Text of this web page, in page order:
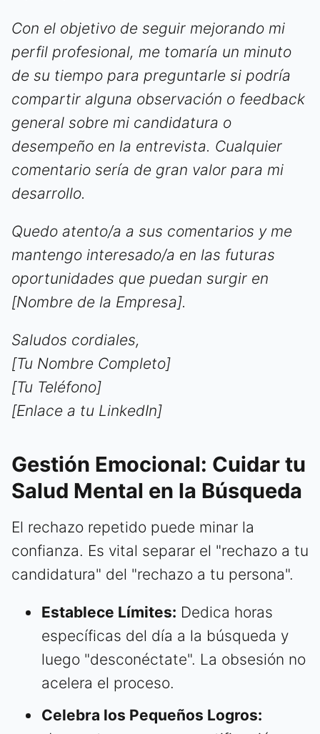
Con el objetivo de seguir mejorando mi
perfil profesional, me tomaría un minuto
de su tiempo para preguntarle si podría
compartir alguna observación o feedback
general sobre mi candidatura o
desempeño en la entrevista. Cualquier
comentario sería de gran valor para mi
desarrollo.
Quedo atento/a a sus comentarios y me
mantengo interesado/a en las futuras
oportunidades que puedan surgir en
[Nombre de la Empresa].
Saludos cordiales,
[Tu Nombre Completo]
[Tu Teléfono]
[Enlace a tu LinkedIn]
Gestión Emocional: Cuidar tu
Salud Mental en la Búsqueda
El rechazo repetido puede minar la
confianza. Es vital separar el "rechazo a tu
candidatura" del "rechazo a tu persona".
Establece Límites: Dedica horas
específicas del día a la búsqueda y
luego "desconéctate". La obsesión no
acelera el proceso.
Celebra los Pequeños Logros: